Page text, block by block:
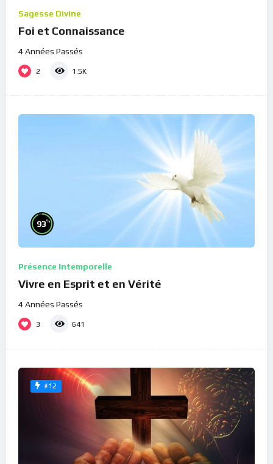
Sagesse Divine
Foi et Connaissance
4 Années Passés
2 1.5K
93%
Présence Intemporelle
Vivre en Esprit et en Vérité
4 Années Passés
3 641
#12